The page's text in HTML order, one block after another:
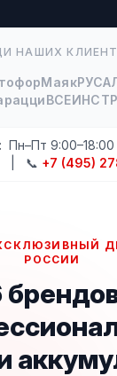
НАШИХ
Маяк
Пн–Пт
| 📞 +7 (495)
РОССИИ